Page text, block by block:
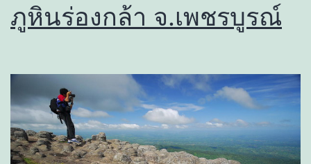
ภูหินร่องกล้า จ.เพชรบูรณ์